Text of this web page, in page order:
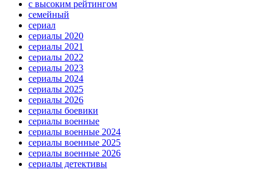
с высоким рейтингом
семейный
сериал
сериалы 2020
сериалы 2021
сериалы 2022
сериалы 2023
сериалы 2024
сериалы 2025
сериалы 2026
сериалы боевики
сериалы военные
сериалы военные 2024
сериалы военные 2025
сериалы военные 2026
сериалы детективы